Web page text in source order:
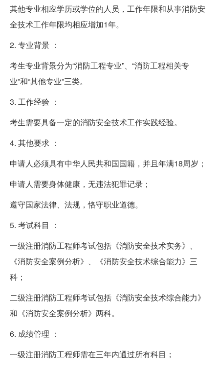
其他专业相应学历或学位的人员，工作年限和从事消防安
全技术工作年限均相应增加1年。
2. 专业背景 ：
考生专业背景分为“消防工程专业”、“消防工程相关专
业”和“其他专业”三类。
3. 工作经验 ：
考生需要具备一定的消防安全技术工作实践经验。
4. 其他要求 ：
申请人必须具有中华人民共和国国籍，并且年满18周岁；
申请人需要身体健康，无违法犯罪记录；
遵守国家法律、法规，恪守职业道德。
5. 考试科目 ：
一级注册消防工程师考试包括《消防安全技术实务》、
《消防安全案例分析》、《消防安全技术综合能力》三
科；
二级注册消防工程师考试包括《消防安全技术综合能力》
和《消防安全案例分析》两科。
6. 成绩管理 ：
一级注册消防工程师需在三年内通过所有科目；